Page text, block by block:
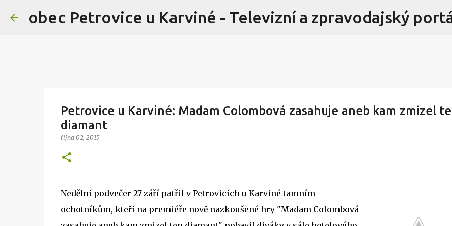
Přeskočit na hlavní obsah
obec Petrovice u Karviné - Televizní a zpravodajský
Petrovice u Karviné: Madam Colombová zasahuje aneb kam zmizel
diamant
října 02, 2015
Nedělní podvečer 27 září patřil v Petrovicích u Karviné tamním
ochotníkům, kteří na premiéře nově nazkoušené hry "Madam Colombová